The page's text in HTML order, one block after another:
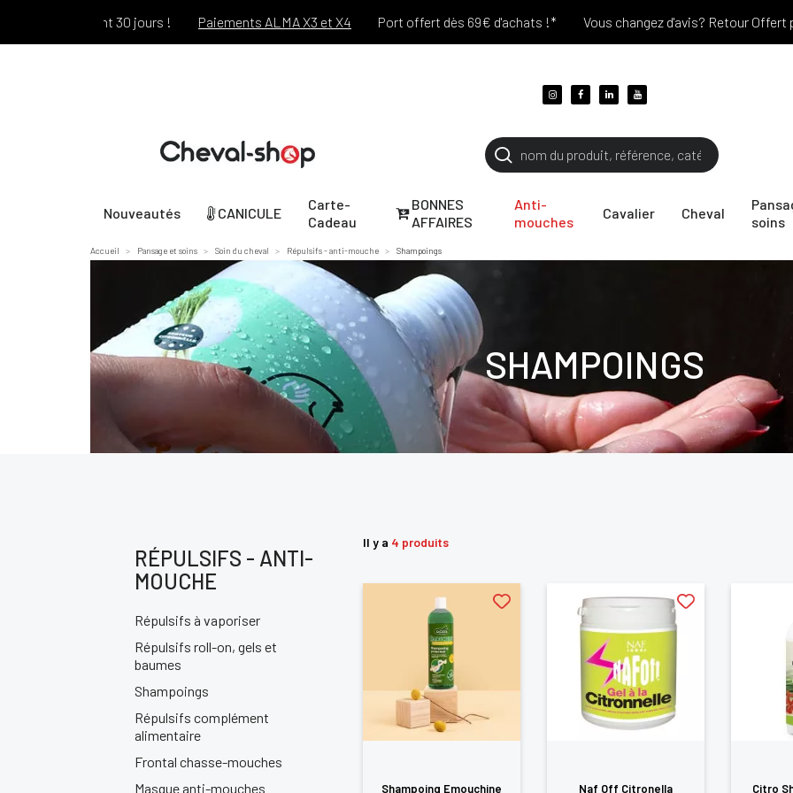
pendant 30 jours ! Paiements ALMA X3 et X4 Port offert dès 69€ d'achats !* Vous changez d'avis? Retour Offert
Nouveautés CANICULE
Carte-
Cadeau
BONNES
AFFAIRES
Anti-
mouches
Cavalier Cheval
soins
Accueil Pansage et soins Soin du cheval Répulsifs - anti-mouche Shampoings
SHAMPOINGS
RÉPULSIFS - ANTI-
MOUCHE
Répulsifs à vaporiser
Répulsifs roll-on, gels et
baumes
Shampoings
Répulsifs complément
alimentaire
Frontal chasse-mouches
Masque anti-mouches
Il y a 4 produits
Shampoing Emouchine
Naf Off Citronella
Citro